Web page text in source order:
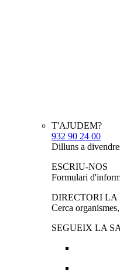
T'AJUDEM?
932 90 24 00
Dilluns a
ESCRIU-NOS
Formulari
DIRECTORI LA
Cerca
SEGUEIX LA